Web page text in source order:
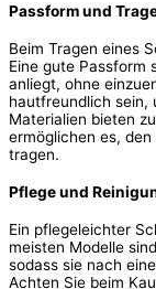
Passform und
Beim Tragen eines
Eine gute Passform
anliegt, ohne
hautfreundlich sein,
Materialien bieten
ermöglichen es,
tragen.
Pflege und
Ein pflegeleichter
meisten Modelle
sodass sie nach
Achten Sie beim